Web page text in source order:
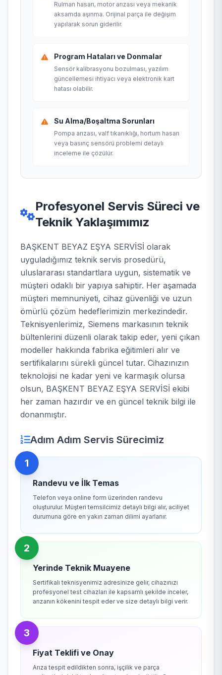
Rulman hasarı, motor arızası veya mekanik
aksamda aşınma. Orijinal parça ile değişim
yapılarak sorun giderilir.
Program Hataları ve Donmalar
Sensör kalibrasyonu bozulması, yazılım
güncellemesi ihtiyacı veya elektronik kart
hatası olabilir.
Su Alma/Boşaltma Sorunları
Pompa arızası, valf tıkanıklığı, hortum hasarı
veya basınç sensörü problemi detaylı
inceleme ile çözülür.
Profesyonel Servis Süreci ve
Teknik Yaklaşımımız
BAŞKENT BEYAZ EŞYA SERVİSİ olarak
uyguladığımız teknik servis prosedürü,
uluslararası standartlara uygun, sistematik ve
müşteri odaklı bir yapıya sahiptir. Her aşamada
müşteri memnuniyeti, cihaz güvenliği ve uzun
ömürlü çözüm hedeflerimizin merkezindedir.
Teknisyenlerimiz, Siemens markasının teknik
bültenlerini düzenli olarak takip eder, yeni çıkan
modeller hakkında fabrika eğitimleri alır ve
sertifikalarını sürekli güncel tutar. Cihazınızın
teknolojisi ne kadar yeni ve karmaşık olursa
olsun, BAŞKENT BEYAZ EŞYA SERVİSİ ekibi
her zaman hazırdır ve en güncel teknik bilgi ile
donanmıştır.
Adım Adım Servis Sürecimiz
1
Randevu ve İlk Temas
Telefon veya online form üzerinden randevu
oluşturulur. Müşteri temsilcimiz detaylı bilgi alır, aciliyet
durumuna göre en yakın zaman dilimi ayarlanır.
2
Yerinde Teknik Muayene
Sertifikalı teknisyenimiz adresinize gelir, cihazınızı
profesyonel test cihazları ile kapsamlı şekilde inceler,
arızanın kökenini tespit eder ve size detaylı bilgi verir.
3
Fiyat Teklifi ve Onay
Arıza tespit edildikten sonra, işçilik ve parça